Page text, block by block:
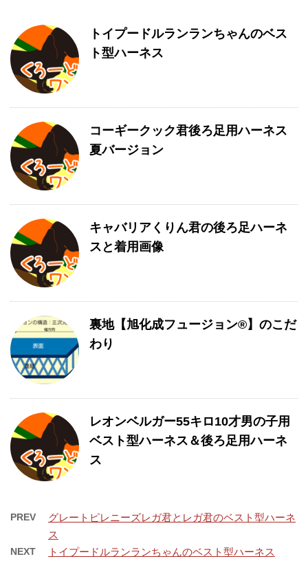
トイプードルランランちゃんのベス
ト型ハーネス
コーギークック君後ろ足用ハーネス
夏バージョン
キャバリアくりん君の後ろ足ハーネ
スと着用画像
裏地【旭化成フュージョン®】のこだ
わり
レオンベルガー55キロ10才男の子用
ベスト型ハーネス＆後ろ足用ハーネ
ス
PREV
グレートピレニーズレガ君とレガ君のベスト型ハーネ
ス
NEXT トイプードルランランちゃんのベスト型ハーネス